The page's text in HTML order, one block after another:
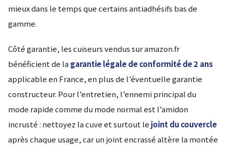
mieux dans le temps que certains antiadhésifs bas de
gamme.
Côté garantie, les cuiseurs vendus sur amazon.fr
bénéficient de la garantie légale de conformité de 2 ans
applicable en France, en plus de l’éventuelle garantie
constructeur. Pour l’entretien, l’ennemi principal du
mode rapide comme du mode normal est l’amidon
incrusté : nettoyez la cuve et surtout le joint du couvercle
après chaque usage, car un joint encrassé altère la montée